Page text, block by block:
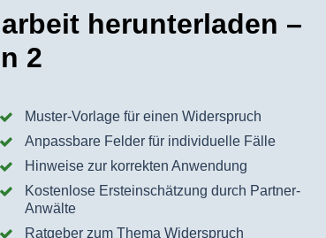
herunterladen –
2
Muster-Vorlage für einen Widerspruch
Anpassbare Felder für individuelle Fälle
Hinweise zur korrekten Anwendung
Kostenlose Ersteinschätzung durch Partner-
Anwälte
Ratgeber zum Thema Widerspruch